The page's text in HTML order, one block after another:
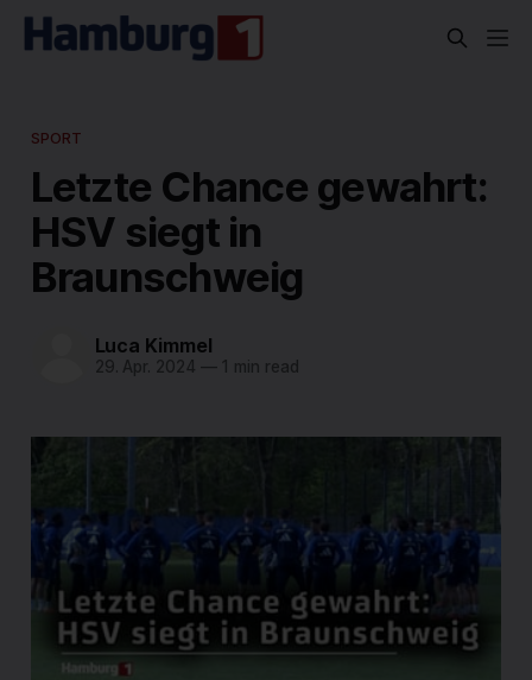
SPORT
Letzte Chance gewahrt:
HSV siegt in
Braunschweig
Luca Kimmel
29. Apr. 2024 —1 min read